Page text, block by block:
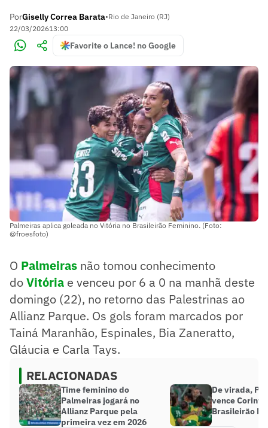
PorGiselly Correa Barata•Rio de Janeiro (RJ)
22/03/202613:00
Favorite o Lance! no Google
Palmeiras aplica goleada no Vitória no Brasileirão Feminino. (Foto:
@froesfoto)
O Palmeiras não tomou conhecimento
doVitória e venceu por 6 a 0 na manhã deste
domingo (22), no retorno das Palestrinas ao
Allianz Parque. Os gols foram marcados por
Tainá Maranhão, Espinales, Bia Zaneratto,
Gláucia e Carla Tays.
RELACIONADAS
Time feminino do
Palmeiras jogará no
Allianz Parque pela
primeira vez em 2026
De virada,
vence
Brasileirão